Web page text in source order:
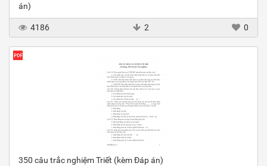
án)
4186 2 0
350 câu trắc nghiệm Triết (kèm Đáp án)